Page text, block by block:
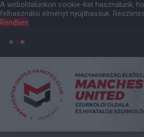
A weboldalunkon cookie-kat használunk,
felhasználói élményt nyújthassuk.
Rendben